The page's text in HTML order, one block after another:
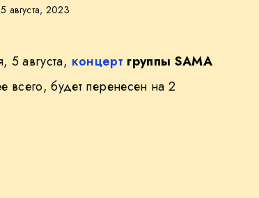
5 августа, 2023
5 августа, концерт группы SAMA
всего, будет перенесен на 2